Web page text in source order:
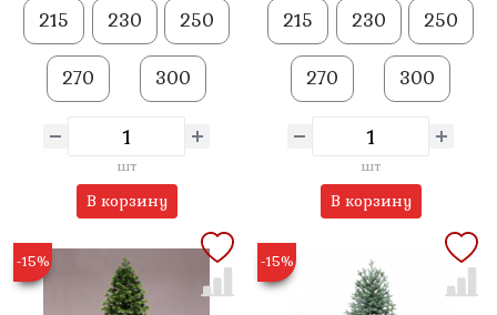
215 230 250
270 300
шт
В корзину
215 230 250
270 300
шт
В корзину
-15% -15%